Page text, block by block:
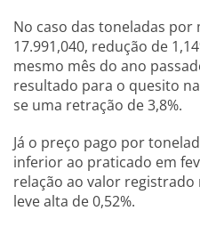
No caso das toneladas
17.991,040, redução de
mesmo mês do ano
resultado para o quesito
se uma retração de 3,8%.
Já o preço pago por
inferior ao praticado em
relação ao valor
leve alta de 0,52%.